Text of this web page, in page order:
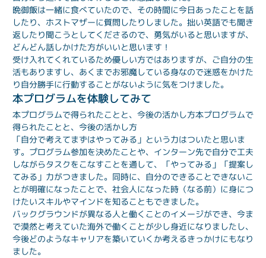
晩御飯は一緒に食べていたので、その時間に今日あったことを話
したり、ホストマザーに質問したりしました。拙い英語でも聞き
返したり聞こうとしてくださるので、勇気がいると思いますが、
どんどん話しかけた方がいいと思います！
受け入れてくれているため優しい方ではありますが、ご自分の生
活もありますし、あくまでお邪魔している身なので迷惑をかけた
り自分勝手に行動することがないように気をつけました。
本プログラムを体験してみて
本プログラムで得られたことと、今後の活かし方本プログラムで
得られたことと、今後の活かし方
「自分で考えてまずはやってみる」という力はついたと思いま
す。プログラム参加を決めたことや、インターン先で自分で工夫
しながらタスクをこなすことを通して、「やってみる」「提案し
てみる」力がつきました。同時に、自分のできることできないこ
とが明確になったことで、社会人になった時（なる前）に身につ
けたいスキルやマインドを知ることもできました。
バックグラウンドが異なる人と働くことのイメージができ、今ま
で漠然と考えていた海外で働くことが少し身近になりましたし、
今後どのようなキャリアを築いていくか考えるきっかけにもなり
ました。